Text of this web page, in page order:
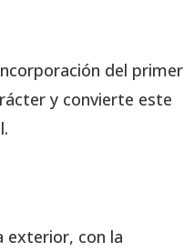
del primer
y convierte este
exterior, con la